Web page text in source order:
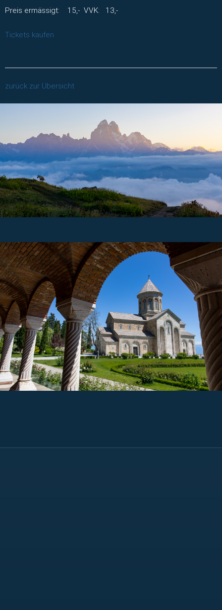
Preis ermässigt: 15,- VVK: 13,-
Tickets kaufen
zurück zur Übersicht